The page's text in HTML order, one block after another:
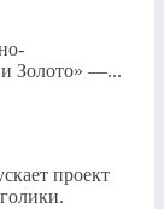
Золото» —...
проект